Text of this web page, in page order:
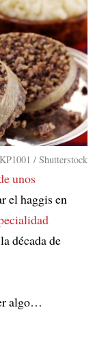
/ Shutterstock
unos
el haggis en
década de
algo…